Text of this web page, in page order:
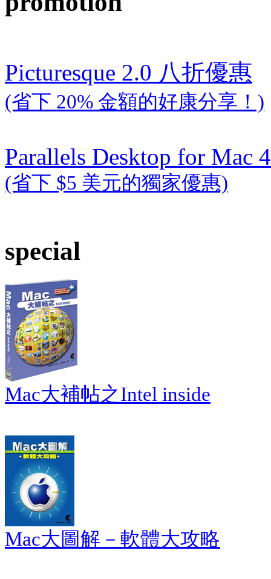
Picturesque 2.0 八折優惠
(省下 20% 金額的好康分享！)
Parallels Desktop for Mac
(省下 $5 美元的獨家優惠)
special
Mac大補帖之Intel inside
Mac大圖解－軟體大攻略